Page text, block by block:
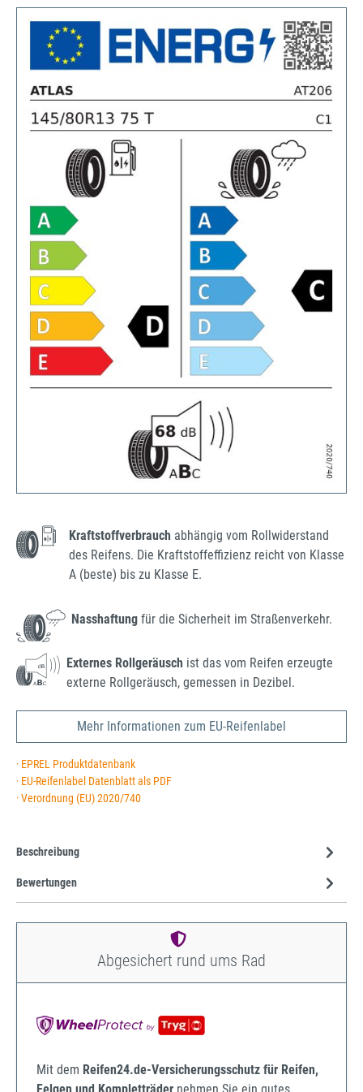
Kraftstoffverbrauch abhängig vom Rollwiderstand
des Reifens. Die Kraftstoffeffizienz reicht von Klasse
A (beste) bis zu Klasse E.
Nasshaftung für die Sicherheit im Straßenverkehr.
Externes Rollgeräusch ist das vom Reifen erzeugte
externe Rollgeräusch, gemessen in Dezibel.
Mehr Informationen zum EU-Reifenlabel
· EPREL Produktdatenbank
· EU-Reifenlabel Datenblatt als PDF
· Verordnung (EU) 2020/740
Beschreibung
Bewertungen
Abgesichert rund ums Rad
Mit dem Reifen24.de-Versicherungsschutz für Reifen,